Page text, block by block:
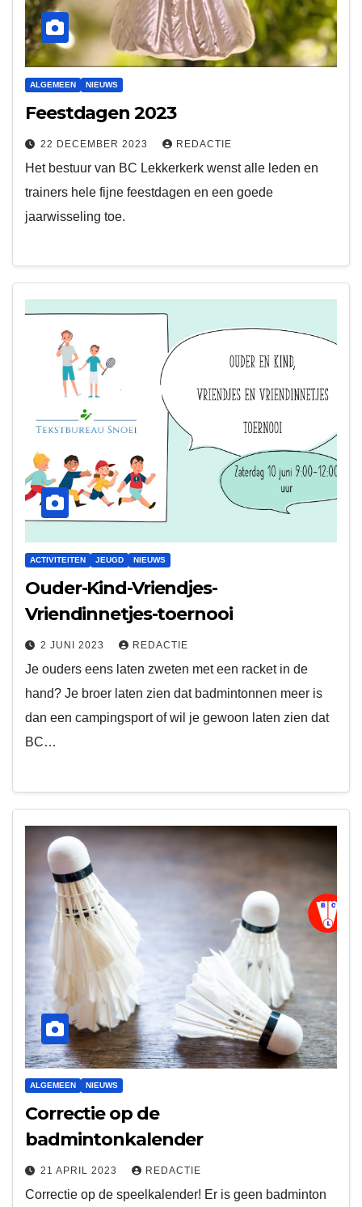
ALGEMEEN NIEUWS
Feestdagen 2023
22 DECEMBER 2023 REDACTIE
Het bestuur van BC Lekkerkerk wenst alle leden en
trainers hele fijne feestdagen en een goede
jaarwisseling toe.
ACTIVITEITEN JEUGD NIEUWS
Ouder-Kind-Vriendjes-
Vriendinnetjes-toernooi
2 JUNI 2023 REDACTIE
Je ouders eens laten zweten met een racket in de
hand? Je broer laten zien dat badmintonnen meer is
dan een campingsport of wil je gewoon laten zien dat
BC…
ALGEMEEN NIEUWS
Correctie op de
badmintonkalender
21 APRIL 2023 REDACTIE
Correctie op de speelkalender! Er is geen badminton